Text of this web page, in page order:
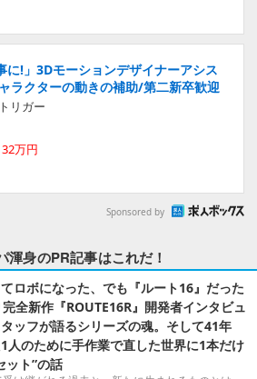
に!」3Dモーションデザイナーアシス
ラクターの動きの補助/第二新卒歓迎
リガー
万円
Sponsored by
渾身のPR記事はこれだ！
ロボになった、でも『ルート16』だった
全新作『ROUTE16R』開発者インタビュ
ッフが語るシリーズの魂。そして41年
人のために手作業で直した世界に1本だけ
ット”の話